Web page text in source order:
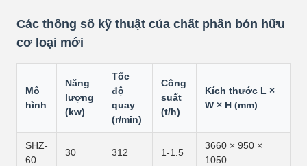
Các thông số kỹ thuật của chất phân bón hữu
cơ loại mới
Mô
hình
Năng
lượng
(kw)
Tốc
độ
quay
(r/min)
Công
suất
(t/h)
Kích thước L ×
W × H (mm)
SHZ-
60
30 312 1-1.5
3660 × 950 ×
1050